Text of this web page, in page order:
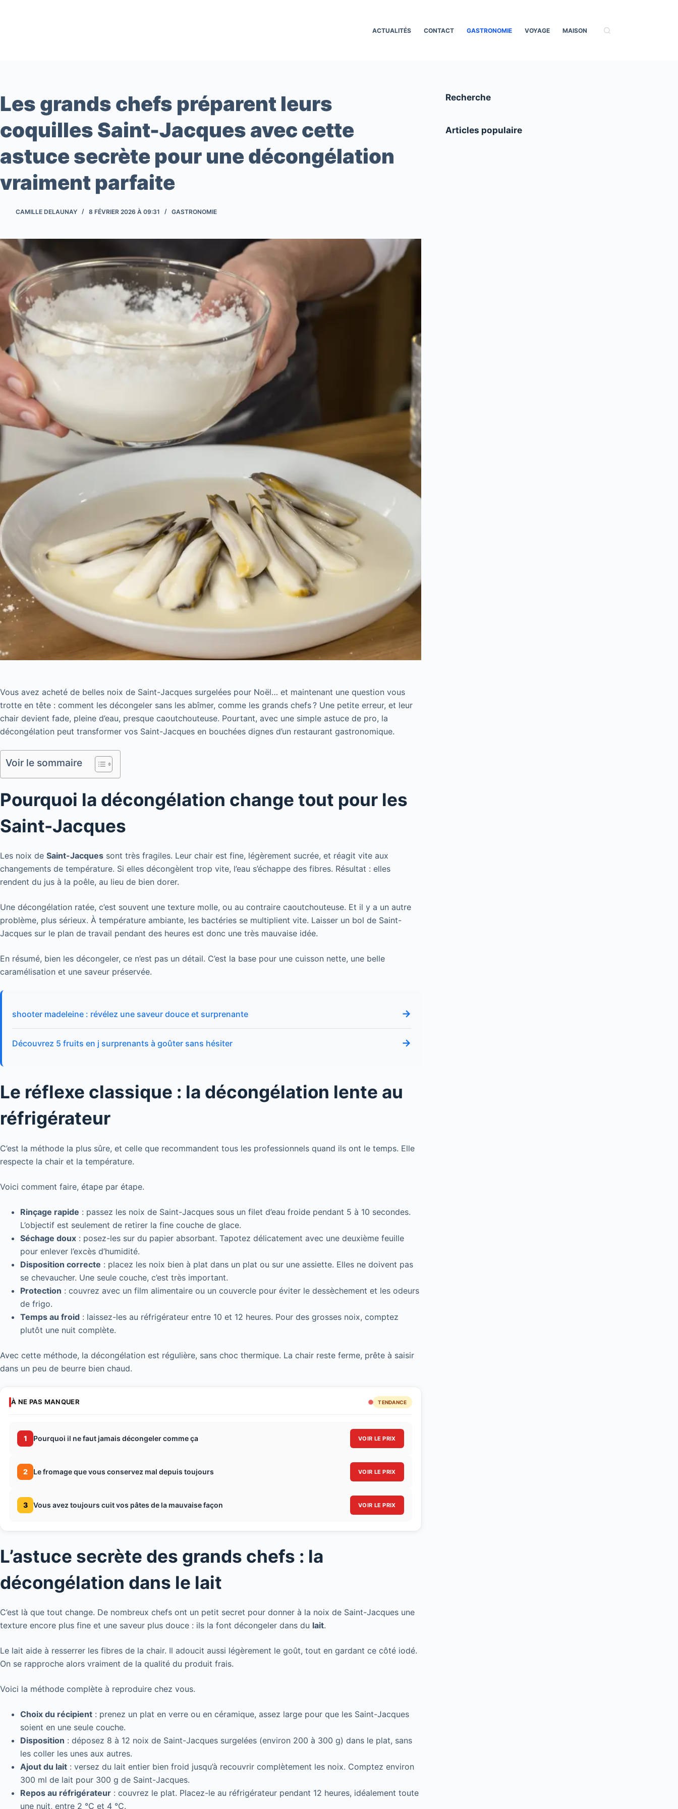
ACTUALITÉS CONTACT GASTRONOMIE VOYAGE MAISON
Les grands chefs préparent leurs
coquilles Saint-Jacques avec cette
astuce secrète pour une décongélation
vraiment parfaite
CAMILLE DELAUNAY 8 FÉVRIER 2026 À 09:31 GASTRONOMIE
Vous avez acheté de belles noix de Saint-Jacques surgelées pour Noël… et maintenant une question vous
trotte en tête : comment les décongeler sans les abîmer, comme les grands chefs ? Une petite erreur, et leur
chair devient fade, pleine d’eau, presque caoutchouteuse. Pourtant, avec une simple astuce de pro, la
décongélation peut transformer vos Saint-Jacques en bouchées dignes d’un restaurant gastronomique.
Voir le sommaire
Pourquoi la décongélation change tout pour les
Saint-Jacques
Les noix de Saint-Jacques sont très fragiles. Leur chair est fine, légèrement sucrée, et réagit vite aux
changements de température. Si elles décongèlent trop vite, l’eau s’échappe des fibres. Résultat : elles
rendent du jus à la poêle, au lieu de bien dorer.
Une décongélation ratée, c’est souvent une texture molle, ou au contraire caoutchouteuse. Et il y a un autre
problème, plus sérieux. À température ambiante, les bactéries se multiplient vite. Laisser un bol de Saint-
Jacques sur le plan de travail pendant des heures est donc une très mauvaise idée.
En résumé, bien les décongeler, ce n’est pas un détail. C’est la base pour une cuisson nette, une belle
caramélisation et une saveur préservée.
shooter madeleine : révélez une saveur douce et surprenante →
Découvrez 5 fruits en j surprenants à goûter sans hésiter →
Le réflexe classique : la décongélation lente au
réfrigérateur
C’est la méthode la plus sûre, et celle que recommandent tous les professionnels quand ils ont le temps. Elle
respecte la chair et la température.
Voici comment faire, étape par étape.
Rinçage rapide : passez les noix de Saint-Jacques sous un filet d’eau froide pendant 5 à 10 secondes.
L’objectif est seulement de retirer la fine couche de glace.
Séchage doux : posez-les sur du papier absorbant. Tapotez délicatement avec une deuxième feuille
pour enlever l’excès d’humidité.
Disposition correcte : placez les noix bien à plat dans un plat ou sur une assiette. Elles ne doivent pas
se chevaucher. Une seule couche, c’est très important.
Protection : couvrez avec un film alimentaire ou un couvercle pour éviter le dessèchement et les odeurs
de frigo.
Temps au froid : laissez-les au réfrigérateur entre 10 et 12 heures. Pour des grosses noix, comptez
plutôt une nuit complète.
Avec cette méthode, la décongélation est régulière, sans choc thermique. La chair reste ferme, prête à saisir
dans un peu de beurre bien chaud.
À NE PAS MANQUER TENDANCE
1 Pourquoi il ne faut jamais décongeler comme ça VOIR LE PRIX
2 Le fromage que vous conservez mal depuis toujours VOIR LE PRIX
3 Vous avez toujours cuit vos pâtes de la mauvaise façon VOIR LE PRIX
L’astuce secrète des grands chefs : la
décongélation dans le lait
C’est là que tout change. De nombreux chefs ont un petit secret pour donner à la noix de Saint-Jacques une
texture encore plus fine et une saveur plus douce : ils la font décongeler dans du lait.
Le lait aide à resserrer les fibres de la chair. Il adoucit aussi légèrement le goût, tout en gardant ce côté iodé.
On se rapproche alors vraiment de la qualité du produit frais.
Voici la méthode complète à reproduire chez vous.
Choix du récipient : prenez un plat en verre ou en céramique, assez large pour que les Saint-Jacques
soient en une seule couche.
Disposition : déposez 8 à 12 noix de Saint-Jacques surgelées (environ 200 à 300 g) dans le plat, sans
les coller les unes aux autres.
Ajout du lait : versez du lait entier bien froid jusqu’à recouvrir complètement les noix. Comptez environ
300 ml de lait pour 300 g de Saint-Jacques.
Repos au réfrigérateur : couvrez le plat. Placez-le au réfrigérateur pendant 12 heures, idéalement toute
une nuit, entre 2 °C et 4 °C.
Recherche
Articles populaire